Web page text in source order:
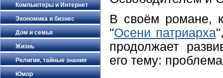
Компьютеры и Интернет
Экономика и бизнес
Дом и семья
Жизнь
Религия, тайные знания
Юмор
В своём романе,
"Осени патриарха
продолжает
его тему: